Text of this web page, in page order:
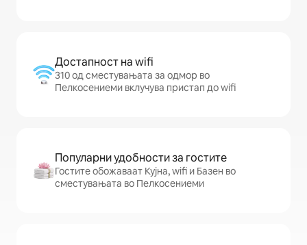
Достапност на wifi
310 од сместувањата за одмор во
Пелкосениеми вклучува пристап до wifi
Популарни удобности за гостите
Гостите обожаваат Кујна, wifi и Базен во
сместувањата во Пелкосениеми